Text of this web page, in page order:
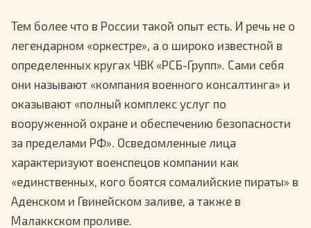
Тем более что в России такой опыт есть. И речь не о
легендарном «оркестре», а о широко известной в
определенных кругах ЧВК «РСБ-Групп». Сами себя
они называют «компания военного консалтинга» и
оказывают «полный комплекс услуг по
вооруженной охране и обеспечению безопасности
за пределами РФ». Осведомленные лица
характеризуют военспецов компании как
«единственных, кого боятся сомалийские пираты» в
Аденском и Гвинейском заливе, а также в
Малаккском проливе.